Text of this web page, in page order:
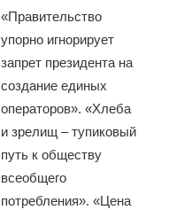
«Правительство
упорно игнорирует
запрет президента на
создание единых
операторов». «Хлеба
и зрелищ – тупиковый
путь к обществу
всеобщего
потребления». «Цена